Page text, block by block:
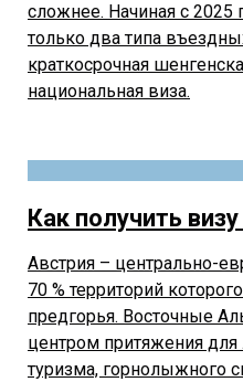
сложнее. Начиная с 2025
только два типа
краткосрочная
национальная виза.
Как получить
Австрия – центрально-
70 % территорий
предгорья. Восточные
центром притяжения
туризма, горнолыжного